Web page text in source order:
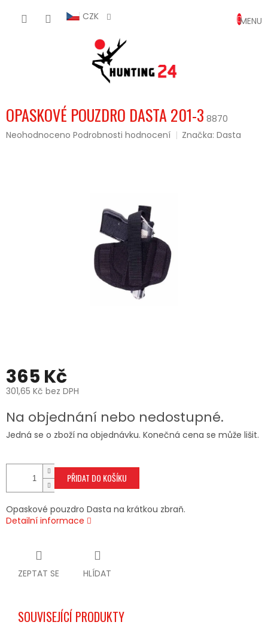
CZK
KOŠÍK
OPASKOVÉ POUZDRO DASTA 201-3 8870
Průměrné
Neohodnoceno Podrobnosti hodnocení Značka:Dasta
365 Kč
301,65 Kč bez DPH
cena:
Na objednání nebo nedostupné.
Jedná se o zboží na objednávku. Konečná cena se může lišit.
PŘIDAT DO KOŠÍKU
Opaskové pouzdro Dasta na krátkou zbraň.
Detailní informace
ZEPTAT SE HLÍDAT
SOUVISEJÍCÍ PRODUKTY